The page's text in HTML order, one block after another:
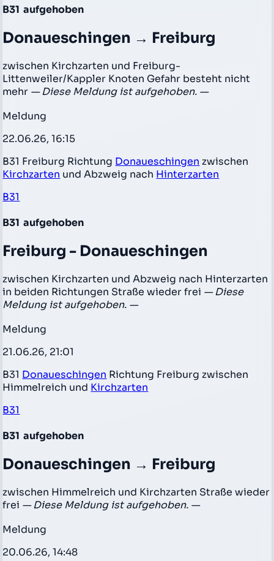
B31 aufgehoben
Donaueschingen → Freiburg
zwischen Kirchzarten und Freiburg-
Littenweiler/Kappler Knoten Gefahr besteht nicht
mehr — Diese Meldung ist aufgehoben. —
Meldung
22.06.26, 16:15
B31 Freiburg Richtung Donaueschingen zwischen
Kirchzarten und Abzweig nach Hinterzarten
B31
B31 aufgehoben
Freiburg - Donaueschingen
zwischen Kirchzarten und Abzweig nach Hinterzarten
in beiden Richtungen Straße wieder frei — Diese
Meldung ist aufgehoben. —
Meldung
21.06.26, 21:01
B31 Donaueschingen Richtung Freiburg zwischen
Himmelreich und Kirchzarten
B31
B31 aufgehoben
Donaueschingen → Freiburg
zwischen Himmelreich und Kirchzarten Straße wieder
frei — Diese Meldung ist aufgehoben. —
Meldung
20.06.26, 14:48